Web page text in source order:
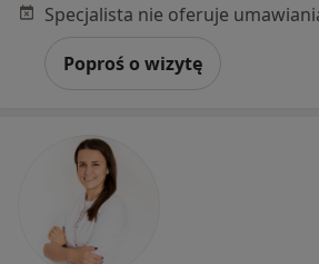
Poproś o wizytę